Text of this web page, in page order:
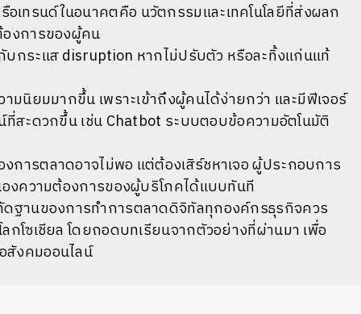
เทรนด์ในอนาคตคือ นวัตกรรมและเทคโนโลยีที่ส่งผลก
งการของผู้คน
กระแส disruption หากไม่ปรับตัว หรือละทิ้งแก่นแท้
มนิยมมากขึ้น เพราะเข้าถึงผู้คนได้ง่ายกว่า และมีฟีเจอร์
สะดวกขึ้น เช่น Chatbot ระบบตอบข้อความอัตโนมัติ
ารตลาดอาจไม่พอ แต่ต้องเสิร์ชหาเจอ ผู้ประกอบการ
องความต้องการของผู้บริโภคได้แบบทันที
ฐานของการทำการตลาดดิจิทัลทุกองค์กรธุรกิจควร
โซเชียล โดยถอดบทเรียนจากตัวอย่างที่ผ่านมา เพื่อ
งคมออนไลน์